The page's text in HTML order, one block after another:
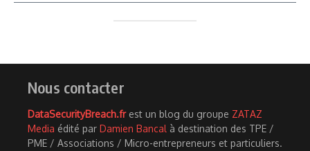
Nous contacter
DataSecurityBreach.frest un blog du groupe ZATAZ
Media édité par Damien Bancal à destination des TPE /
PME / Associations / Micro-entrepreneurs et particuliers.